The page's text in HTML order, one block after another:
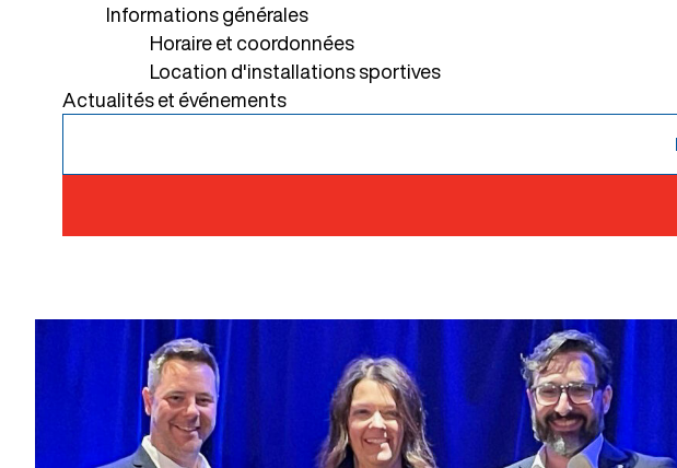
Informations générales
Horaire et coordonnées
Location d'installations sportives
Actualités et événements